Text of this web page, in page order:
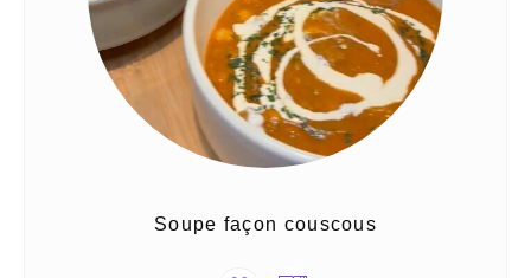
Soupe façon couscous